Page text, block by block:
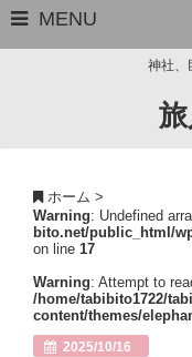
MENU
サイトマップ
神社、
ホーム >
Warning: Undefined
bito.net/public_html/
on line 17
Warning: Attempt to
/home/tabibito1722/
content/themes/
2025/10/16